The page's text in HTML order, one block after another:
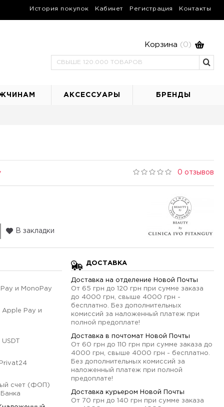
История покупок Кабинет Регистрация Контакты
Корзина (0)
АКСЕССУАРЫ БРЕНДЫ
0 отзывов
В закладки
и MonoPay
Apple Pay и
счет (ФОП)
ДОСТАВКА
Доставка на отделение Новой Почты
От 65 грн до 120 грн при сумме заказа
до 4000 грн, свыше 4000 грн -
бесплатно. Без дополнительных
комиссий за наложенный платеж при
полной предоплате!
Доставка в почтомат Новой Почты
От 60 грн до 110 грн при сумме заказа до
4000 грн, свыше 4000 грн - бесплатно.
Без дополнительных комиссий за
наложенный платеж при полной
предоплате!
Доставка курьером Новой Почты
От 70 грн до 140 грн при сумме заказа